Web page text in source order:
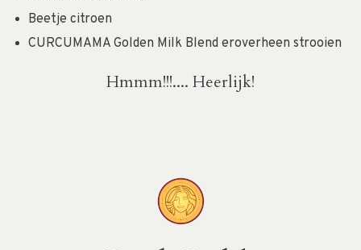
Beetje citroen
CURCUMAMA Golden Milk Blend eroverheen strooien
Hmmm!!!.... Heerlijk!